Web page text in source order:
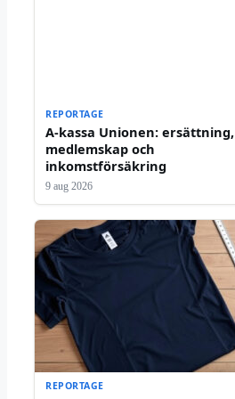
REPORTAGE
A-kassa Unionen: ersättning,
medlemskap och
inkomstförsäkring
9 aug 2026
REPORTAGE